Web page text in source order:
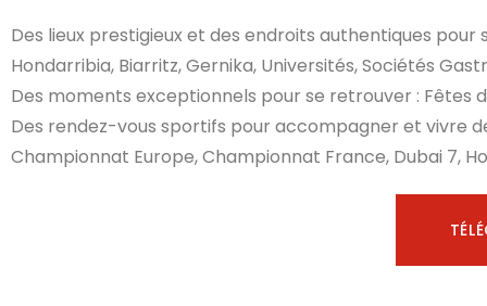
Des lieux prestigieux et des endroits authentiques pour
Hondarribia, Biarritz, Gernika, Universités, Sociétés
Des moments exceptionnels pour se retrouver : Fêtes
Des rendez-vous sportifs pour accompagner et vivre
Championnat Europe, Championnat France, Dubai 7,